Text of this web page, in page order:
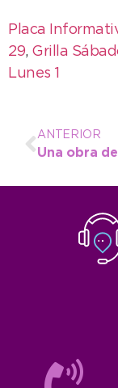
Placa
29, Grilla
Lunes 1
ANTERIOR